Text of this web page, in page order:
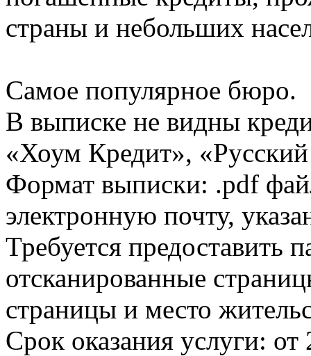
страны и небольших
Самое популярное бюро.
В выписке не видны
«Хоум Кредит»,
Формат выписки: .pdf
электронную почту,
Требуется предоставить
отсканированные
страницы и место
Срок оказания услуги: от